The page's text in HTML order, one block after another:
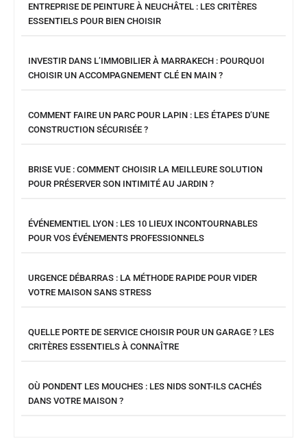
ENTREPRISE DE PEINTURE À NEUCHÂTEL : LES CRITÈRES
ESSENTIELS POUR BIEN CHOISIR
INVESTIR DANS L’IMMOBILIER À MARRAKECH : POURQUOI
CHOISIR UN ACCOMPAGNEMENT CLÉ EN MAIN ?
COMMENT FAIRE UN PARC POUR LAPIN : LES ÉTAPES D’UNE
CONSTRUCTION SÉCURISÉE ?
BRISE VUE : COMMENT CHOISIR LA MEILLEURE SOLUTION
POUR PRÉSERVER SON INTIMITÉ AU JARDIN ?
ÉVÉNEMENTIEL LYON : LES 10 LIEUX INCONTOURNABLES
POUR VOS ÉVÉNEMENTS PROFESSIONNELS
URGENCE DÉBARRAS : LA MÉTHODE RAPIDE POUR VIDER
VOTRE MAISON SANS STRESS
QUELLE PORTE DE SERVICE CHOISIR POUR UN GARAGE ? LES
CRITÈRES ESSENTIELS À CONNAÎTRE
OÙ PONDENT LES MOUCHES : LES NIDS SONT-ILS CACHÉS
DANS VOTRE MAISON ?